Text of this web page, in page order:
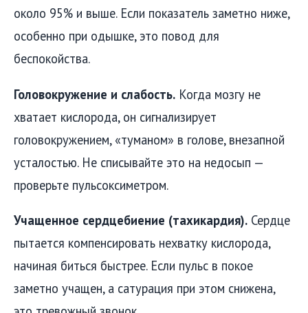
около 95% и выше. Если показатель заметно ниже,
особенно при одышке, это повод для
беспокойства.
Головокружение и слабость. Когда мозгу не
хватает кислорода, он сигнализирует
головокружением, «туманом» в голове, внезапной
усталостью. Не списывайте это на недосып —
проверьте пульсоксиметром.
Учащенное сердцебиение (тахикардия). Сердце
пытается компенсировать нехватку кислорода,
начиная биться быстрее. Если пульс в покое
заметно учащен, а сатурация при этом снижена,